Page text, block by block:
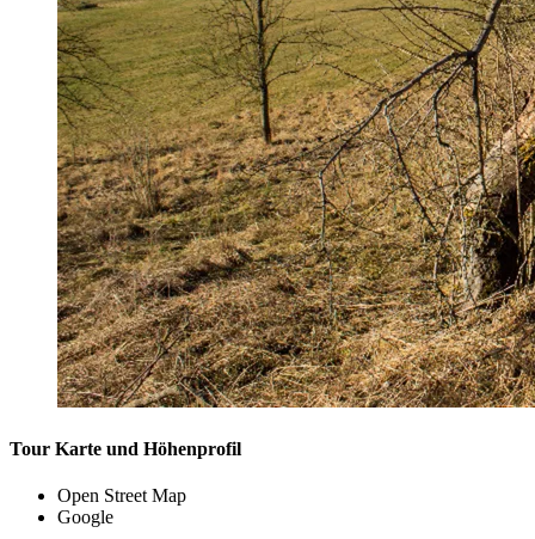
Tour Karte und Höhenprofil
Open Street Map
Google